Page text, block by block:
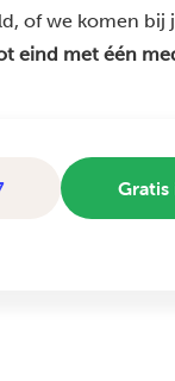
of we komen bij
eind met één